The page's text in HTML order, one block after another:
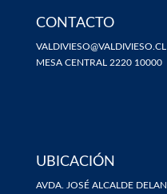
CONTACTO
VALDIVIESO@VALDIVIESO.CL
MESA CENTRAL 2220 10000
UBICACIÓN
AVDA. JOSÉ ALCALDE